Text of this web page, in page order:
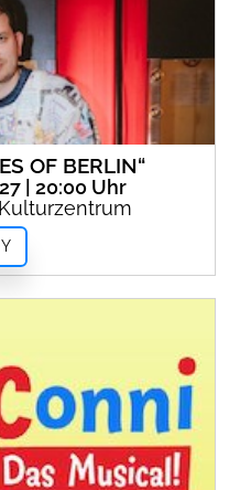
OF BERLIN“
| 20:00 Uhr